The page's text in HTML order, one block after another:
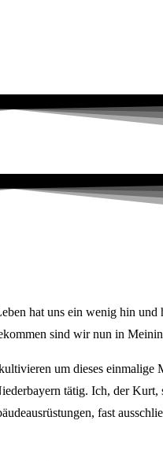
hat uns ein wenig hin
sind wir nun in
um dieses
tätig. Ich, der
fast